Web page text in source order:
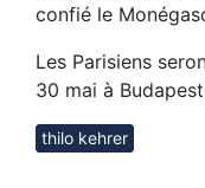
confié le
Les Parisiens
30 mai à
thilo kehrer